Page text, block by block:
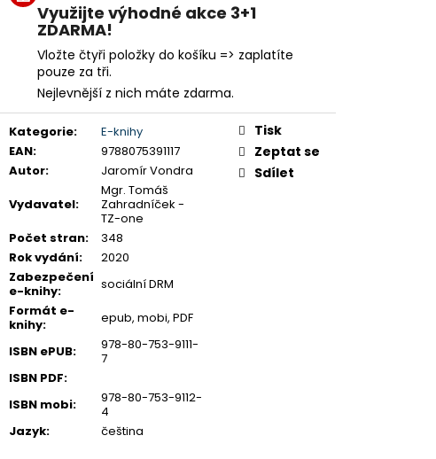
Využijte výhodné akce 3+1
ZDARMA!
Vložte čtyři položky do košíku => zaplatíte
pouze za tři.
Nejlevnější z nich máte zdarma.
Kategorie:
E-knihy
EAN:
9788075391117
Autor:
Jaromír Vondra
Vydavatel:
Mgr. Tomáš
Zahradníček -
TZ-one
Počet stran:
348
Rok vydání:
2020
Zabezpečení
e-knihy:
sociální DRM
Formát e-
knihy:
epub, mobi, PDF
ISBN ePUB:
978-80-753-9111-
7
ISBN PDF:
ISBN mobi:
978-80-753-9112-
4
Jazyk: čeština
Tisk
Zeptat se
Sdílet